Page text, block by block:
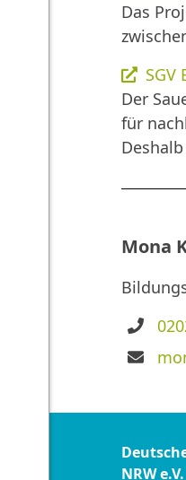
Das
SGV
Der
für
Mona
E-
NRW e.V.